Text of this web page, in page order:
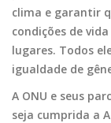
clima e garantir
condições de
lugares. Todos
igualdade de
A ONU e seus
seja cumprida a